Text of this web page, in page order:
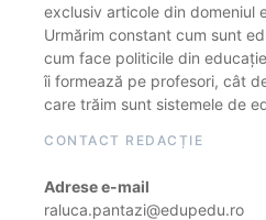
exclusiv articole din domeniul
Urmărim constant cum sunt
cum face politicile din
îi formează pe profesori, cât
care trăim sunt sistemele de
CONTACT REDACȚIE
Adrese e-mail
raluca.pantazi@edupedu.ro